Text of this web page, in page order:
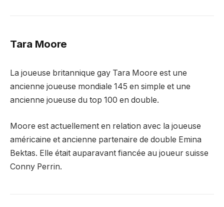
Tara Moore
La joueuse britannique gay Tara Moore est une
ancienne joueuse mondiale 145 en simple et une
ancienne joueuse du top 100 en double.
Moore est actuellement en relation avec la joueuse
américaine et ancienne partenaire de double Emina
Bektas. Elle était auparavant fiancée au joueur suisse
Conny Perrin.